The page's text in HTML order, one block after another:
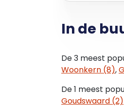
-
- Internet-/
- Krachtstroom
- Overheaddeur
- Pantry
- PVC vloer
In de
De 3 meest
Woonkern (8),
De 1 meest
Goudswaard (2)